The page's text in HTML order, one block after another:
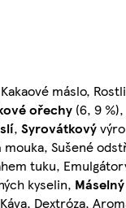
máslo,
ořechy (6, 9 %),
, Syrovátkový
mouka, Sušené
tuku,
kyselin, Máselný
Dextróza,